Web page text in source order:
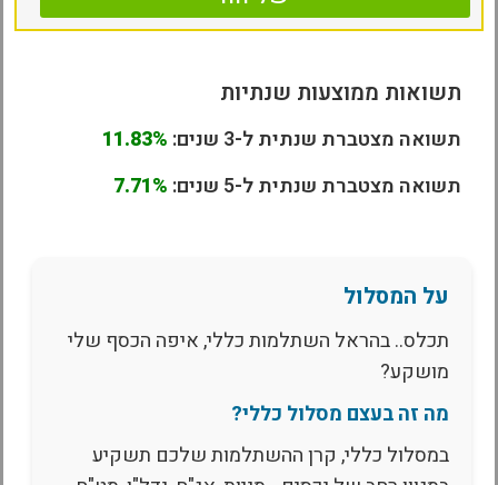
תשואות ממוצעות שנתיות
תשואה מצטברת שנתית ל-3 שנים:
11.83%
תשואה מצטברת שנתית ל-5 שנים:
7.71%
על המסלול
תכלס.. בהראל השתלמות כללי, איפה הכסף שלי
מושקע?
מה זה בעצם מסלול כללי?
במסלול כללי, קרן ההשתלמות שלכם תשקיע